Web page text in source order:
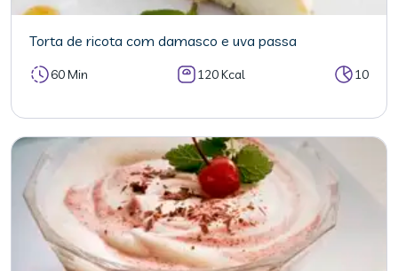
Torta de ricota com damasco e uva passa
60 Min 120 Kcal 10